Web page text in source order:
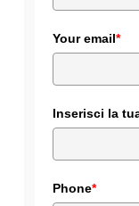
Your email*
Inserisci la
Phone*